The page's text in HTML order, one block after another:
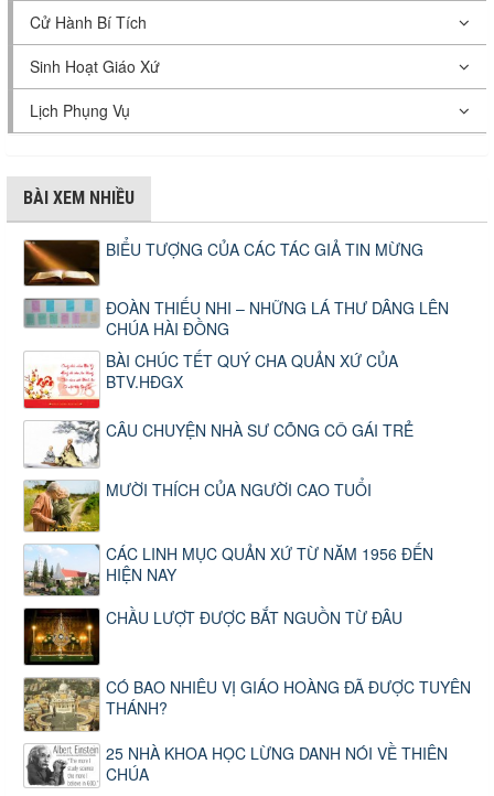
Cử Hành Bí Tích
Sinh Hoạt Giáo Xứ
Lịch Phụng Vụ
BÀI XEM NHIỀU
BIỂU TƯỢNG CỦA CÁC TÁC GIẢ TIN MỪNG
ĐOÀN THIẾU NHI – NHỮNG LÁ THƯ DÂNG LÊN
CHÚA HÀI ĐỒNG
BÀI CHÚC TẾT QUÝ CHA QUẢN XỨ CỦA
BTV.HĐGX
CÂU CHUYỆN NHÀ SƯ CÕNG CÔ GÁI TRẺ
MƯỜI THÍCH CỦA NGƯỜI CAO TUỔI
CÁC LINH MỤC QUẢN XỨ TỪ NĂM 1956 ĐẾN
HIỆN NAY
CHẦU LƯỢT ĐƯỢC BẮT NGUỒN TỪ ĐÂU
CÓ BAO NHIÊU VỊ GIÁO HOÀNG ĐÃ ĐƯỢC TUYÊN
THÁNH?
25 NHÀ KHOA HỌC LỪNG DANH NÓI VỀ THIÊN
CHÚA